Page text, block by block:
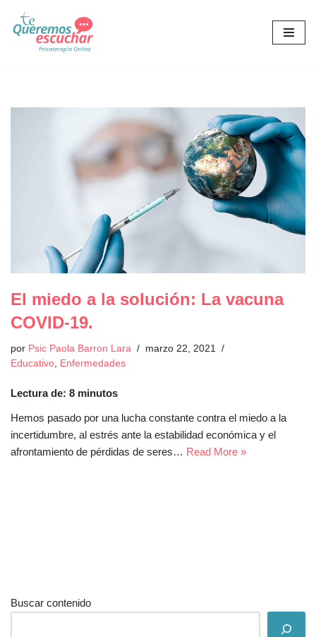
Saltar
El miedo a la solución: La vacuna
COVID-19.
por Psic Paola Barron Lara
marzo 22, 2021
Educativo, Enfermedades
Lectura de: 8 minutos
Hemos pasado por una lucha constante contra el miedo a la
incertidumbre, al estrés ante la estabilidad económica y el
afrontamiento de pérdidas de seres… Read More »
Buscar contenido